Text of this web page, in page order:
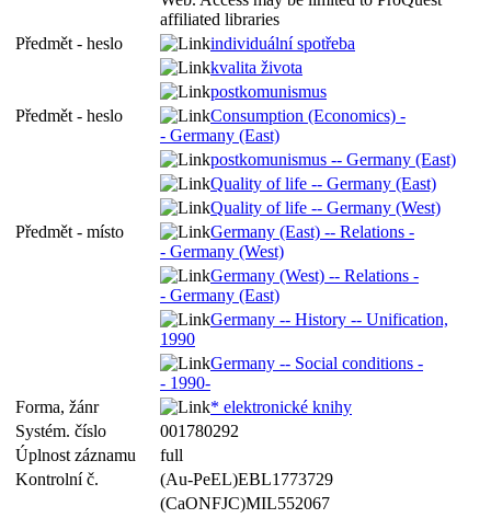
affiliated libraries
Předmět - heslo
individuální spotřeba
kvalita života
postkomunismus
Předmět - heslo
Consumption (Economics) -
- Germany (East)
postkomunismus -- Germany (East)
Quality of life -- Germany (East)
Quality of life -- Germany (West)
Předmět - místo
Germany (East) -- Relations -
- Germany (West)
Germany (West) -- Relations -
- Germany (East)
Germany -- History -- Unification,
1990
Germany -- Social conditions -
- 1990-
Forma, žánr
* elektronické knihy
Systém. číslo
001780292
Úplnost záznamu
full
Kontrolní č.
(Au-PeEL)EBL1773729
(CaONFJC)MIL552067